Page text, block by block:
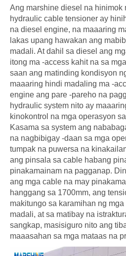
Ang marshine diesel na hinimok
hydraulic cable tensioner ay
na diesel engine, na maaaring
lakas upang hawakan ang
madali. At dahil sa diesel ang
itong ma -access kahit na sa
saan ang matinding kondisyon
maaaring hindi madaling ma -
engine ang pare -pareho na
hydraulic system nito ay
kinokontrol na mga operasyon
Kasama sa system ang
na nagbibigay -daan sa mga
tumpak na puwersa na
ang pinsala sa cable habang
pinakamainam na pagganap.
ang mga cable na may
hanggang sa 1700mm, ang
makitungo sa karamihan ng
madali, at sa matibay na
sangkap, masisiguro nito ang
maaasahan sa mga mataas na